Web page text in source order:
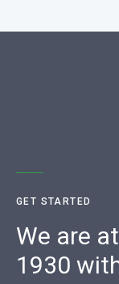
GET STARTED
We are
1930